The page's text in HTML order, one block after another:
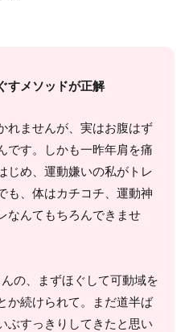
すメソッドが正解
れませんが、実はお腹はず
です。しかも一昨年肩を痛
じめ、運動嫌いの私がトレ
も、体はカチコチ、運動神
なんてもちろんできませ
の、まずほぐして可動域を
か続けられて。まだ道半ば
ぶすっきりしてきたと思い